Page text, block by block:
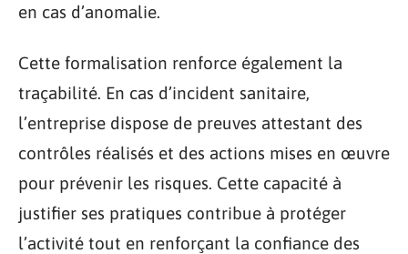
en cas d’anomalie.
Cette formalisation renforce également la
traçabilité. En cas d’incident sanitaire,
l’entreprise dispose de preuves attestant des
contrôles réalisés et des actions mises en œuvre
pour prévenir les risques. Cette capacité à
justifier ses pratiques contribue à protéger
l’activité tout en renforçant la confiance des